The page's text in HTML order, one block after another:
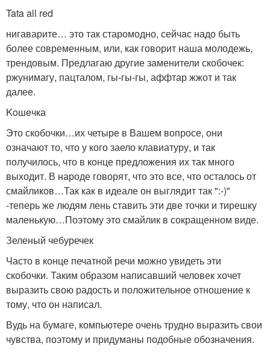
Tata all red
нигаварите… это так старомодно, сейчас надо быть
более современным, или, как говорит наша молодежь,
трендовым. Предлагаю другие заменители скобочек:
ржунимагу, пацталом, гы-гы-гы, аффтар жжот и так
далее.
Koшeчка
Это скобочки…их четыре в Вашем вопросе, они
означают то, что у кого заело клавиатуру, и так
получилось, что в конце предложения их так много
выходит. В народе говорят, что это все, что осталось от
смайликов…Так как в идеале он выглядит так ":-)"
-теперь же людям лень ставить эти две точки и тирешку
маленькую…Поэтому это смайлик в сокращенном виде.
Зеленый чебуречек
Часто в конце печатной речи можно увидеть эти
скобочки. Таким образом написавший человек хочет
выразить свою радость и положительное отношение к
тому, что он написал.
Вудь на бумаге, компьютере очень трудно выразить свои
чувства, поэтому и придуманы подобные обозначения.